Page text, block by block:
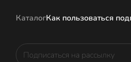
КаталогКак пользоваться